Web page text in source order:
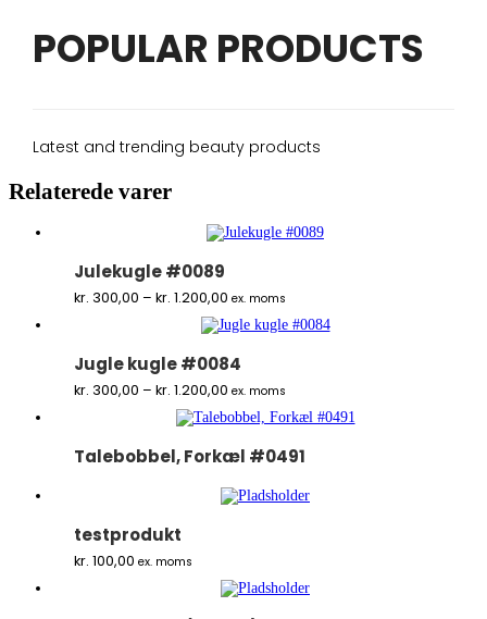
POPULAR PRODUCTS
Latest and trending beauty products
Relaterede varer
Julekugle #0089
kr. 300,00 – kr. 1.200,00Prisinterval:
til
kr. 1.200,00
ex. moms
Jugle kugle #0084
kr. 300,00 – kr. 1.200,00Prisinterval:
til
kr. 1.200,00
ex. moms
Talebobbel, Forkæl #0491
testprodukt
kr. 100,00 ex. moms